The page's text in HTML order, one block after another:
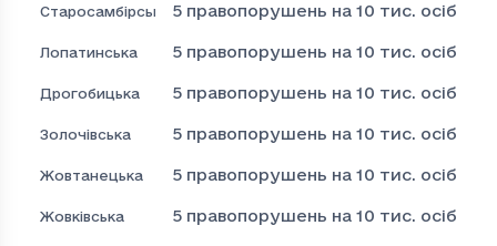
Старосамбірська 5 правопорушень на 10 тис. осіб
Лопатинська 5 правопорушень на 10 тис. осіб
Дрогобицька 5 правопорушень на 10 тис. осіб
Золочівська 5 правопорушень на 10 тис. осіб
Жовтанецька 5 правопорушень на 10 тис. осіб
Жовківська 5 правопорушень на 10 тис. осіб